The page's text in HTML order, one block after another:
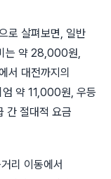
로 살펴보면, 일반
는 약 28,000원,
서 대전까지의
약 11,000원, 우등
간 절대적 요금
리 이동에서